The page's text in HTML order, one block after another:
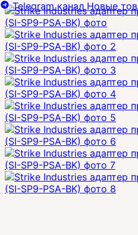
Telegram канал Новые